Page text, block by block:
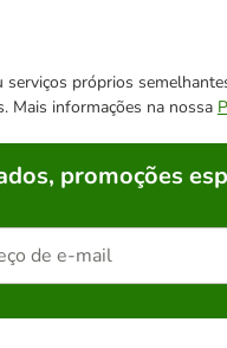
próprios
Mais informações na nossa
promoções